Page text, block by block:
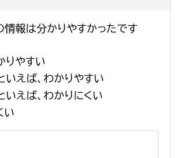
情報は分かりやすかったです
りやすい
いえば、わかりやすい
いえば、わかりにくい
い